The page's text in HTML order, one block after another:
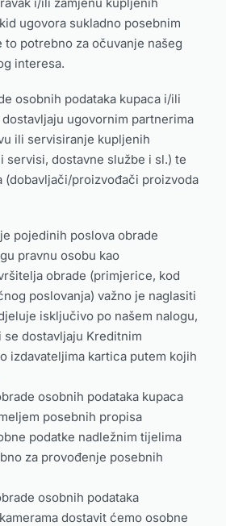
i/ili zamjenu kupljenih
ugovora sukladno posebnim
to potrebno za očuvanje našeg
interesa.
osobnih podataka kupaca i/ili
ugovornim partnerima
ili servisiranje kupljenih
servisi, dostavne službe i sl.) te
(dobavljači/proizvođači proizvoda
pojedinih poslova obrade
pravnu osobu kao
obrade (primjerice, kod
poslovanja) važno je naglasiti
isključivo po našem nalogu,
se dostavljaju Kreditnim
izdavateljima kartica putem kojih
osobnih podataka kupaca
posebnih propisa
podatke nadležnim tijelima
za provođenje posebnih
osobnih podataka
dostavit ćemo osobne